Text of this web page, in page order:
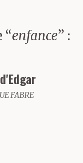
“enfance” :
FABRE